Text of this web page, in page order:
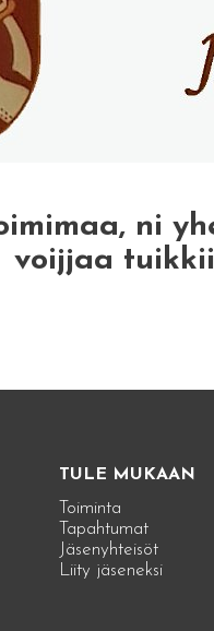
ni
voijjaa
TULE MUKAAN
Toiminta
Tapahtumat
Jäsenyhteisöt
Liity jäseneksi